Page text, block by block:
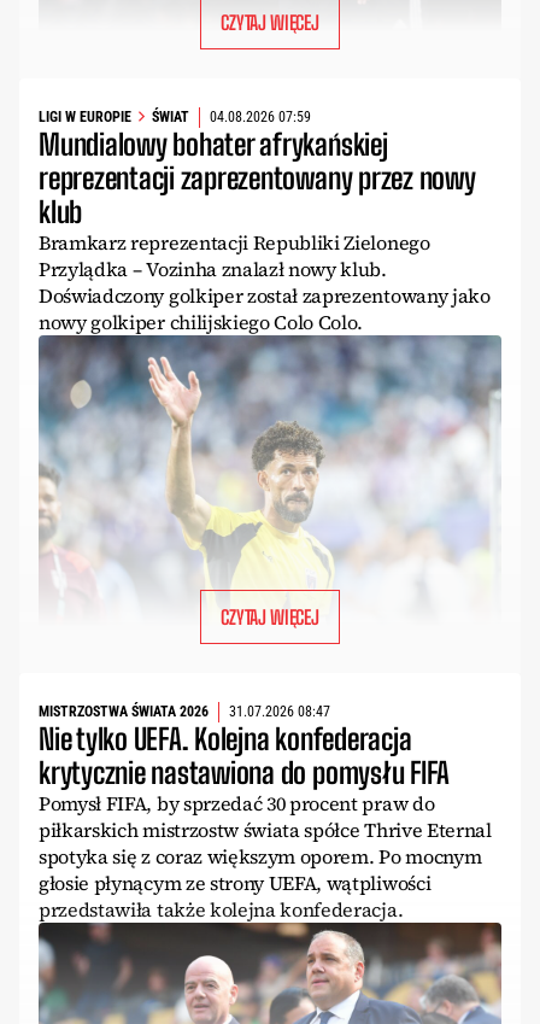
CZYTAJ WIĘCEJ
LIGI W EUROPIE ŚWIAT 04.08.2026 07:59
Mundialowy bohater afrykańskiej
reprezentacji zaprezentowany przez nowy
klub
Bramkarz reprezentacji Republiki Zielonego
Przylądka – Vozinha znalazł nowy klub.
Doświadczony golkiper został zaprezentowany jako
nowy golkiper chilijskiego Colo Colo.
CZYTAJ WIĘCEJ
MISTRZOSTWA ŚWIATA 2026 31.07.2026 08:47
Nie tylko UEFA. Kolejna konfederacja
krytycznie nastawiona do pomysłu FIFA
Pomysł FIFA, by sprzedać 30 procent praw do
piłkarskich mistrzostw świata spółce Thrive Eternal
spotyka się z coraz większym oporem. Po mocnym
głosie płynącym ze strony UEFA, wątpliwości
przedstawiła także kolejna konfederacja.